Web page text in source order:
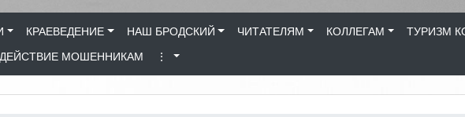
КРАЕВЕДЕНИЕ НАШ БРОДСКИЙ ЧИТАТЕЛЯМ КОЛЛЕГАМ ТУРИЗМ
МОШЕННИКАМ ⋮